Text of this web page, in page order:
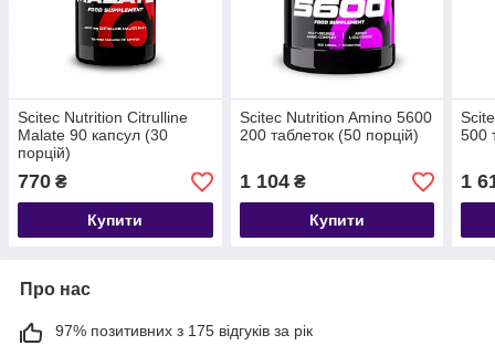
Scitec Nutrition Citrulline
Malate 90 капсул (30
порцій)
770 ₴
Купити
Scitec Nutrition Amino 5600
200 таблеток (50 порцій)
1 104₴
Купити
500
1
Про нас
97% позитивних з 175 відгуків за рік